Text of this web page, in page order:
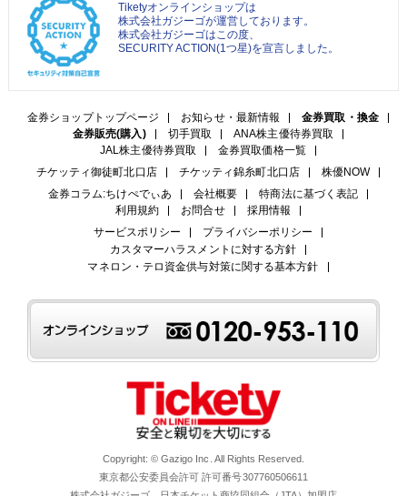
Tiketyオンラインショップは
株式会社ガジーゴが運営しております。
株式会社ガジーゴはこの度、
SECURITY ACTION(1つ星)を宣言しました。
金券ショップトップページ お知らせ・最新情報
金券買取・換金
金券販売(購入)
切手買取
ANA株主優待券買取
JAL株主優待券買取
金券買取価格一覧
チケッティ御徒町北口店
チケッティ錦糸町北口店
株優NOW
金券コラム:ちけぺでぃあ
会社概要
特商法に基づく表記
利用規約
お問合せ
採用情報
サービスポリシー
プライバシーポリシー
カスタマーハラスメントに対する方針
マネロン・テロ資金供与対策に関する基本方針
Copyright: © Gazigo Inc. All Rights Reserved.
東京都公安委員会許可 許可番号307760506611